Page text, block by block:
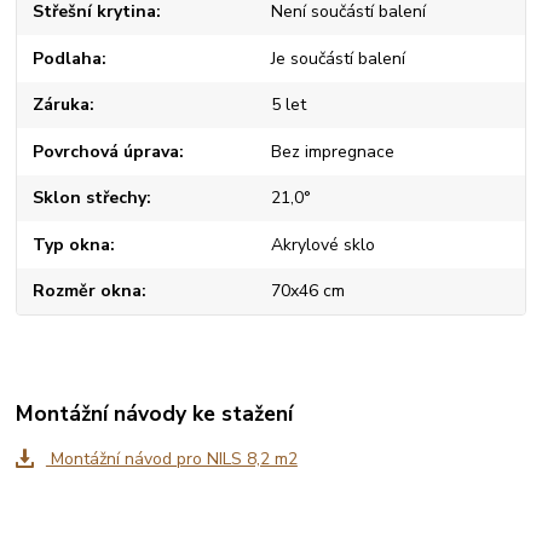
Střešní krytina Není součástí balení
Podlaha Je součástí balení
Záruka 5 let
Povrchová úprava Bez impregnace
Sklon střechy 21,0°
Typ okna Akrylové sklo
Rozměr okna 70x46 cm
Montážní návody ke stažení
Montážní návod pro NILS 8,2 m2